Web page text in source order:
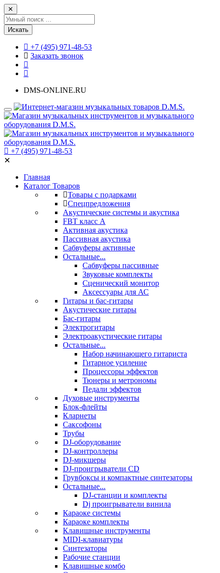
✕
Искать
+7 (495) 971-48-53
Заказать звонок
DMS-ONLINE.RU
+7 (495) 971-48-53
✕
Главная
Каталог Товаров
Товары с подарками
Спецпредложения
Акустические системы и акустика
FBT класс А
Активная акустика
Пассивная акустика
Сабвуферы активные
Остальные...
Сабвуферы пассивные
Звуковые комплекты
Сценический монитор
Аксессуары для АС
Гитары и бас-гитары
Акустические гитары
Бас-гитары
Электрогитары
Электроакустические гитары
Остальные...
Набор начинающего гитариста
Гитарное усиление
Процессоры эффектов
Тюнеры и метрономы
Педали эффектов
Духовые инструменты
Блок-флейты
Кларнеты
Саксофоны
Трубы
DJ-оборудование
DJ-контроллеры
DJ-микшеры
DJ-проигрыватели CD
Грувбоксы и компактные синтезаторы
Остальные...
DJ-станции и комплекты
Dj проигрыватели винила
Караоке системы
Караоке комплекты
Клавишные инструменты
MIDI-клавиатуры
Синтезаторы
Рабочие станции
Клавишные комбо